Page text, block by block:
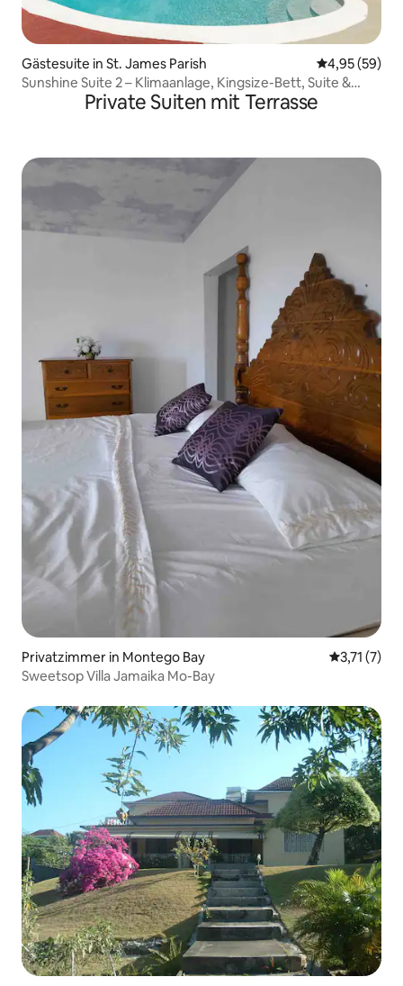
Gästesuite in St. James Parish
4,95 (59)
Sunshine Suite 2 – Klimaanlage, Kingsize-Bett, Suite &
KüchenzeilePrivate Suiten mit Terrasse
Privatzimmer in Montego Bay
3,71 (7)
Sweetsop Villa Jamaika Mo-Bay